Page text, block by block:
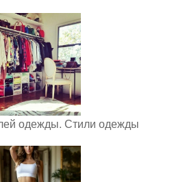
одежды. Стили одежды